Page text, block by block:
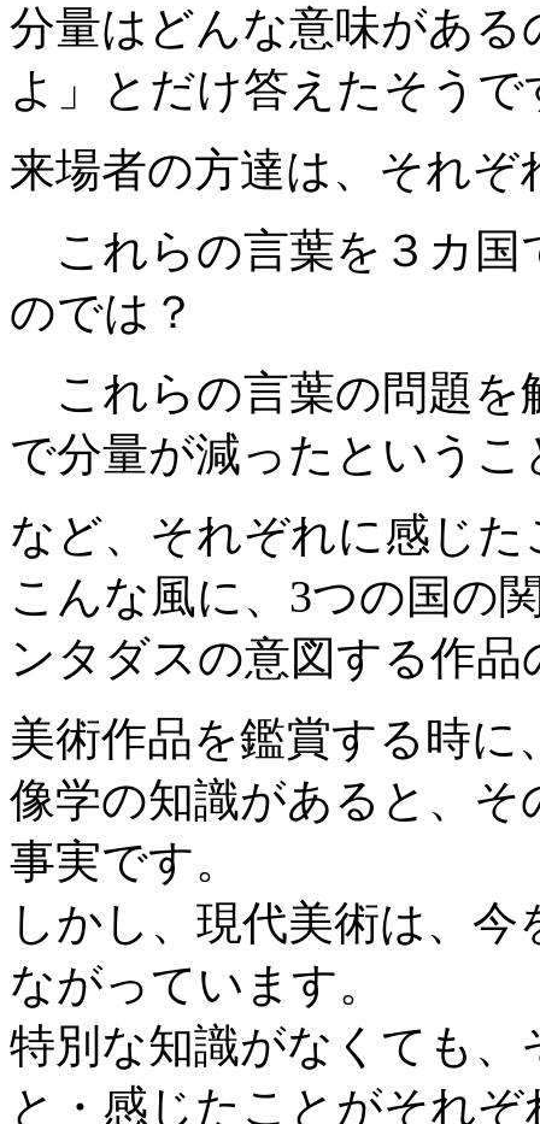
分量はどんな意味があ
よ」とだけ答えたそうで
来場者の方達は、それぞ
これらの言葉を３カ国
のでは？
これらの言葉の問題を
で分量が減ったというこ
など、それぞれに感じ
こんな風に、3つの国の
ンタダスの意図する作
美術作品を鑑賞する時
像学の知識があると、
事実です。
しかし、現代美術は、
ながっています。
特別な知識がなくても
と・感じたことがそれ